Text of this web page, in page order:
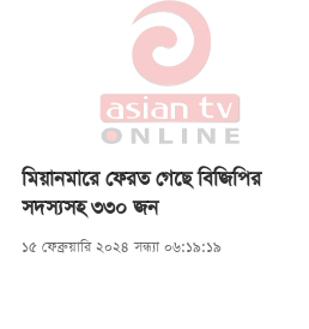
মিয়ানমারে ফেরত গেছে বিজিপির
সদস্যসহ ৩৩০ জন
১৫ ফেব্রুয়ারি ২০২৪ সন্ধ্যা ০৬:১৯:১৯